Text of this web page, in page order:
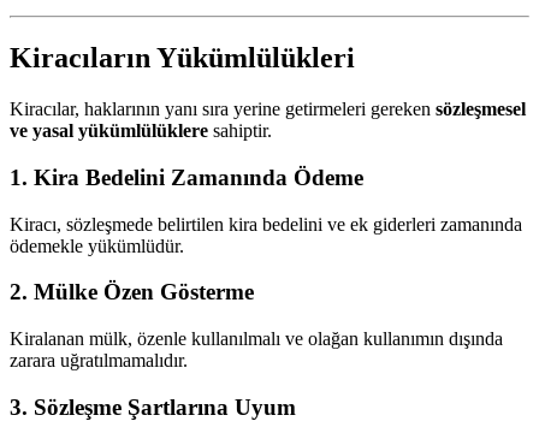
Kiracıların Yükümlülükleri
Kiracılar, haklarının yanı sıra yerine getirmeleri gereken sözleşmesel
ve yasal yükümlülüklere sahiptir.
1. Kira Bedelini Zamanında Ödeme
Kiracı, sözleşmede belirtilen kira bedelini ve ek giderleri zamanında
ödemekle yükümlüdür.
2. Mülke Özen Gösterme
Kiralanan mülk, özenle kullanılmalı ve olağan kullanımın dışında
zarara uğratılmamalıdır.
3. Sözleşme Şartlarına Uyum